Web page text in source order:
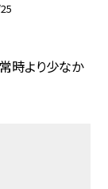
時より少なか